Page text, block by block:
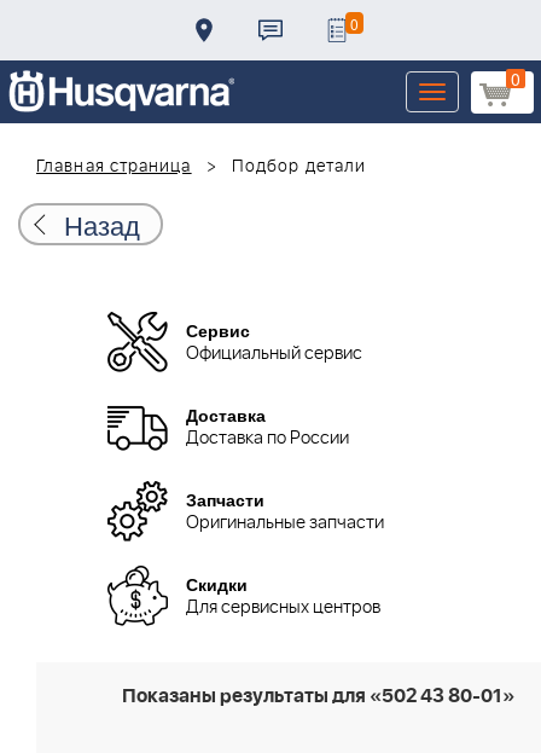
0
0
Toggle
navigation
Главная страница
Подбор детали
Назад
Сервис
Официальный сервис
Доставка
Доставка по России
Запчасти
Оригинальные запчасти
Скидки
Для сервисных центров
Показаны результаты для «502 43 80-01»